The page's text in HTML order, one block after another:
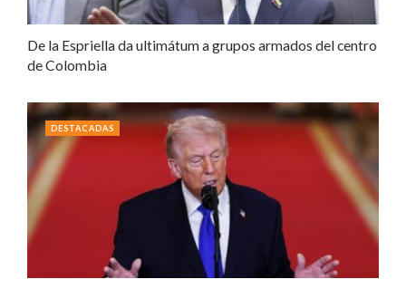
De la Espriella da ultimátum a grupos armados del centro
de Colombia
DESTACADAS